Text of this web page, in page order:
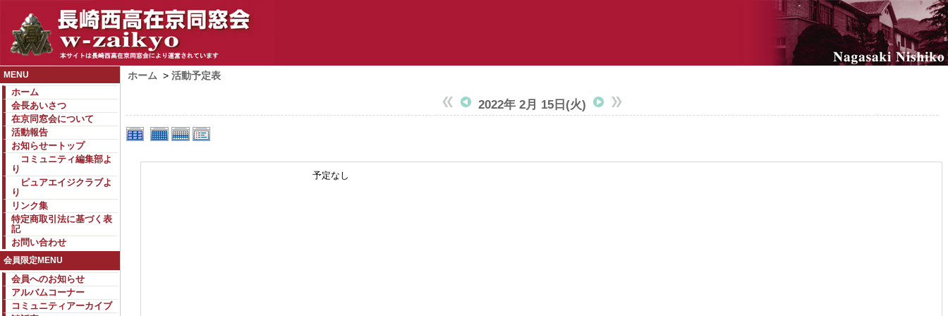
MENU
ホーム
会長あいさつ
在京同窓会について
活動報告
お知らせートップ
コミュニティ編集部よ
り
ピュアエイジクラブよ
り
リンク集
特定商取引法に基づく表
記
お問い合わせ
会員限定MENU
会員へのお知らせ
アルバムコーナー
コミュニティアーカイブ
ホーム > 活動予定表
2022年 2月 15日 (火)
予定なし